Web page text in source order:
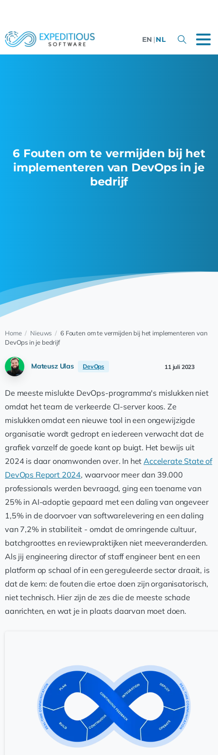
EN |NL
6 Fouten om te vermijden bij het
implementeren van DevOps in je
bedrijf
Home / Nieuws / 6 Fouten om te vermijden bij het implementeren van
DevOps in je bedrijf
Mateusz Ulas DevOps 11 juli 2023
De meeste mislukte DevOps-programma's mislukken niet
omdat het team de verkeerde CI-server koos. Ze
mislukken omdat een nieuwe tool in een ongewijzigde
organisatie wordt gedropt en iedereen verwacht dat de
grafiek vanzelf de goede kant op buigt. Het bewijs uit
2024 is daar onomwonden over. In hetAccelerate State of
DevOps Report 2024, waarvoor meer dan 39.000
professionals werden bevraagd, ging een toename van
25% in AI-adoptie gepaard met een daling van ongeveer
1,5% in de doorvoer van softwarelevering en een daling
van 7,2% in stabiliteit - omdat de omringende cultuur,
batchgroottes en reviewpraktijken niet meeveranderden.
Als jij engineering director of staff engineer bent en een
platform op schaal of in een gereguleerde sector draait, is
dat de kern: de fouten die ertoe doen zijn organisatorisch,
niet technisch. Hier zijn de zes die de meeste schade
aanrichten, en wat je in plaats daarvan moet doen.